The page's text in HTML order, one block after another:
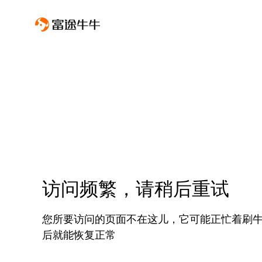
访问频繁，请稍后重试
您所要访问的页面不在这儿，它可能正忙着刷
后就能恢复正常